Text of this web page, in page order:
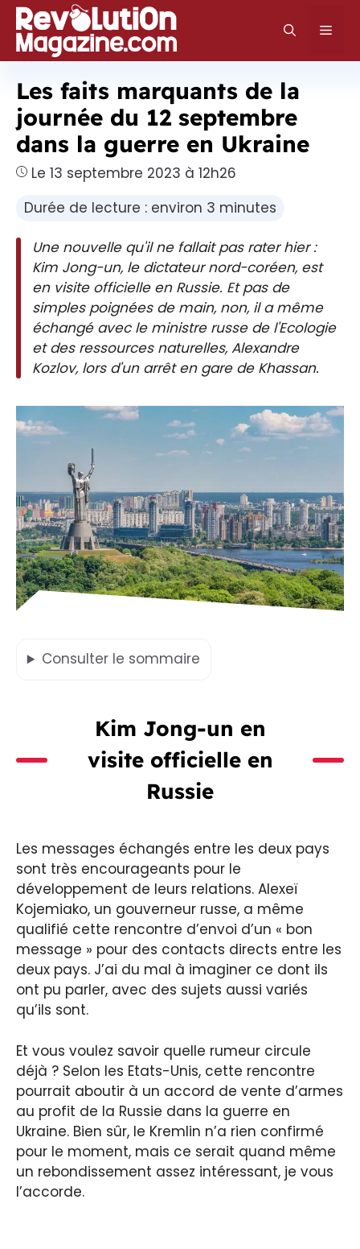
Aller
au
contenu
Les faits marquants de la
journée du 12 septembre
dans la guerre en Ukraine
Le 13 septembre 2023 à 12h26
Durée de lecture : environ 3 minutes
Une nouvelle qu'il ne fallait pas rater hier :
Kim Jong-un, le dictateur nord-coréen, est
en visite officielle en Russie. Et pas de
simples poignées de main, non, il a même
échangé avec le ministre russe de l'Ecologie
et des ressources naturelles, Alexandre
Kozlov, lors d'un arrêt en gare de Khassan.
Consulter le sommaire
Kim Jong-un en
visite officielle en
Russie
Les messages échangés entre les deux pays
sont très encourageants pour le
développement de leurs relations. Alexeï
Kojemiako, un gouverneur russe, a même
qualifié cette rencontre d’envoi d’un « bon
message » pour des contacts directs entre les
deux pays. J’ai du mal à imaginer ce dont ils
ont pu parler, avec des sujets aussi variés
qu’ils sont.
Et vous voulez savoir quelle rumeur circule
déjà ? Selon les Etats-Unis, cette rencontre
pourrait aboutir à un accord de vente d’armes
au profit de la Russie dans la guerre en
Ukraine. Bien sûr, le Kremlin n’a rien confirmé
pour le moment, mais ce serait quand même
un rebondissement assez intéressant, je vous
l’accorde.